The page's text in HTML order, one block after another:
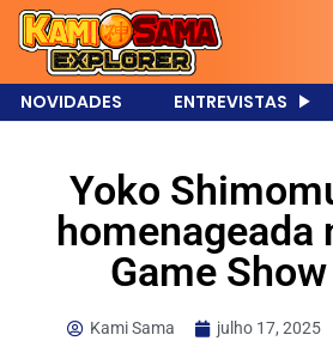
NOVIDADES ENTREVISTAS
Yoko
homenageada
Game
Kami Sama julho 17, 2025